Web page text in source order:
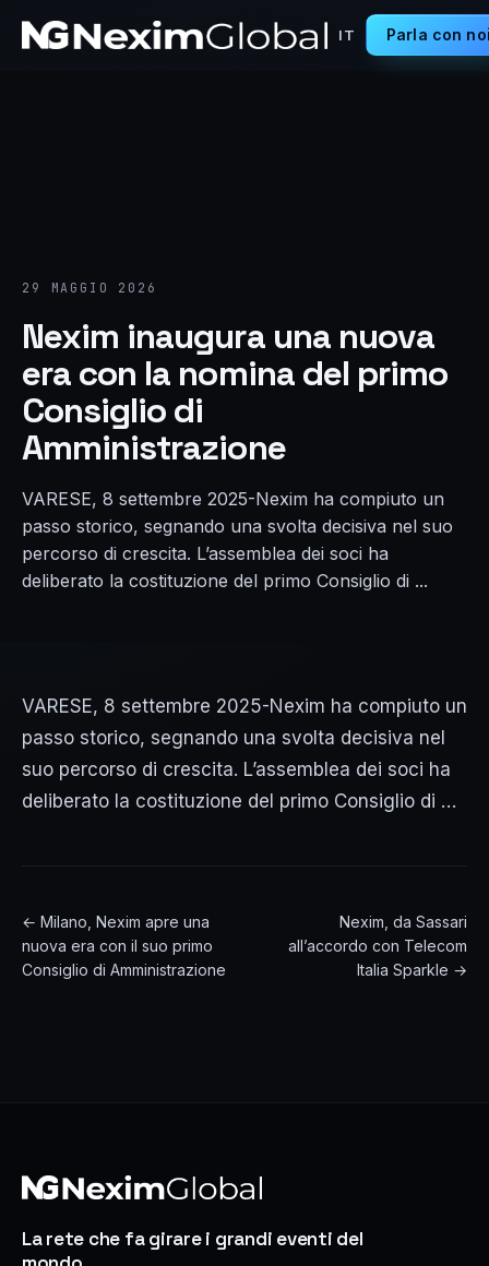
IT Parla con
29 MAGGIO 2026
Nexim inaugura una nuova
era con la nomina del primo
Consiglio di
Amministrazione
VARESE, 8 settembre 2025-Nexim ha compiuto un
passo storico, segnando una svolta decisiva nel suo
percorso di crescita. L’assemblea dei soci ha
deliberato la costituzione del primo Consiglio di ...
VARESE, 8 settembre 2025-Nexim ha compiuto un
passo storico, segnando una svolta decisiva nel
suo percorso di crescita. L’assemblea dei soci ha
deliberato la costituzione del primo Consiglio di …
← Milano, Nexim apre una
nuova era con il suo primo
Consiglio di Amministrazione
Nexim, da Sassari
all’accordo con Telecom
Italia Sparkle →
La rete che fa girare i grandi eventi del